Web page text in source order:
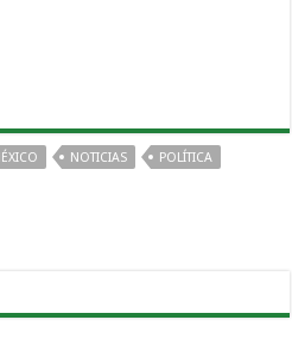
NOTICIAS
POLÍTICA